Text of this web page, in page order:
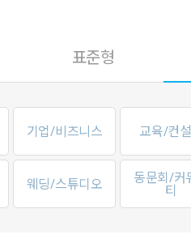
표준형
기업/비즈니스 교육/컨
웨딩/스튜디오 동문회/커
티